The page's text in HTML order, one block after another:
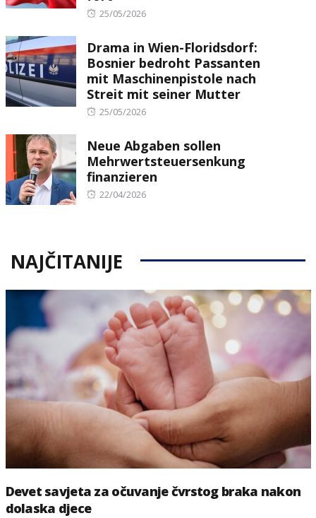
Posted
25/05/2026
Drama in Wien-Floridsdorf:
Bosnier bedroht Passanten
mit Maschinenpistole nach
Streit mit seiner Mutter
Posted
25/05/2026
Neue Abgaben sollen
Mehrwertsteuersenkung
finanzieren
Posted
22/04/2026
NAJČITANIJE
Devet savjeta za očuvanje čvrstog braka nakon
dolaska djece